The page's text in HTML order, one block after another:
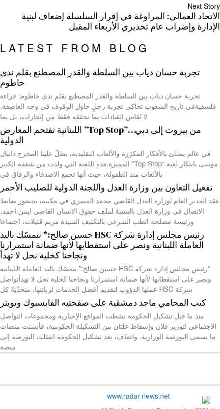
Next Story
الاتحاد العمالي: المراوغة في إقرار السلسلة إضعاف لبنية
الإدارة وإضراب عام تحذيري الأربعاء المقبل
LATEST FROM BLOG
تجربة حسان دياب بين السلطة والقدر المصطنع بقلم ندى
حاطوم
تجربة حسان دياب بين السلطة والقدر المصطنع بقلم ندى حاطوم: قراءة
فلسفيةفي تاريخ الشعوب تحاكي تجربة رجلٍ حاول الوقوف في وجه العاصفة.
لا تُقاس القيادات بما تحققه فقط من إنجازات، بل بما
من بيروت إلى دبي…”Top Stop” اللبنانية تقتحم المعارض
الدولية
في عالم يمتلئ بالأفكار المكرّرة والألعاب التقليدية، يطلّ علينا المخرج دانيال
موسى بابتكار لعبة “Top Stop” المميزة.هذه اللعبة التي ولدت من شغفه الكبير
بالألعاب منذ الطفولة، حيث أنها تجمع الاصدقاء والرفاق في
تفعيل التعاون بين وزارة العدل واللجنة الدولية للصليب الأحمر
عقد المدير العام لوزارة العدل القاضي محمد المصري في مكتبه، بحضور ضابط
الاتصال في وزارة العدل بالنسبة لملف حقوق الانسان القاضي ايمن احمد،
ورئيسة مصلحة الطب الشرعي بالتكليف السيدة مريم قليلات، اجتماعا
رئيس مجلس إدارة شركة HSC حسين صالح:* نتمسّك باليد
العاملة اللبنانية ونصر على استقطابها لأنها ضمانة استمرارنا
ونجاحنا كخلية نحل لا تهدأ
*رئيس مجلس إدارة شركة HSC حسين صالح:* نتمسّك باليد العاملة اللبنانية
ونصر على استقطابها لأنها ضمانة استمرارنا ونجاحنا كخلية نحل لا تهدأتواصل
شركة HSC عملها الدؤوب لتقديم أفضل الخدمات لزبائنها، متحدّيةً كل
كتب المحامي ماجد دمشقية على صفحتيه الفايسبوك وتويتر
منذ ما قبل تشكيل الحكومة نشطت المواقع الإخبارية ومجموعات التواصل
الاجتماعي لتوزير فلان وإسقاط علتان من التشكيلة الحكومية، فأنشئت منصات
ما يسمى البورصة الوزارية. واضاف، بعد تشكيل الحكومة انتقلت البورصة إلى
منصة